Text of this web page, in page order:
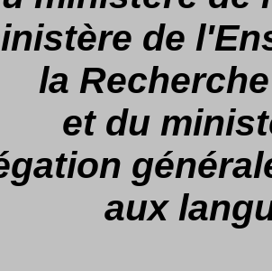
de
la
et du
aux